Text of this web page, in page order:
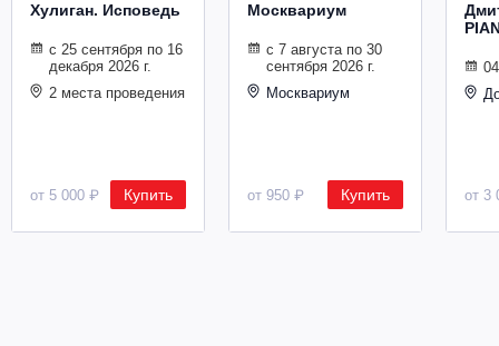
Хулиган. Исповедь
с 25 сентября по 16
декабря 2026 г.
2 места проведения
от 5 000 ₽ Купить
Москвариум
с 7 августа по 30
сентября 2026 г.
Москвариум
от 950 ₽ Купить от 3